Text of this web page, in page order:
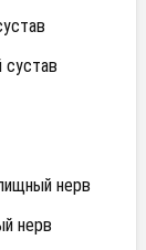
нерв
нерв